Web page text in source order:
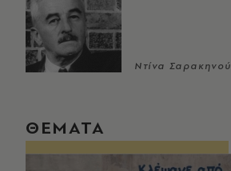
Ντίνα Σαρακηνού
ΘΕΜΑΤΑ